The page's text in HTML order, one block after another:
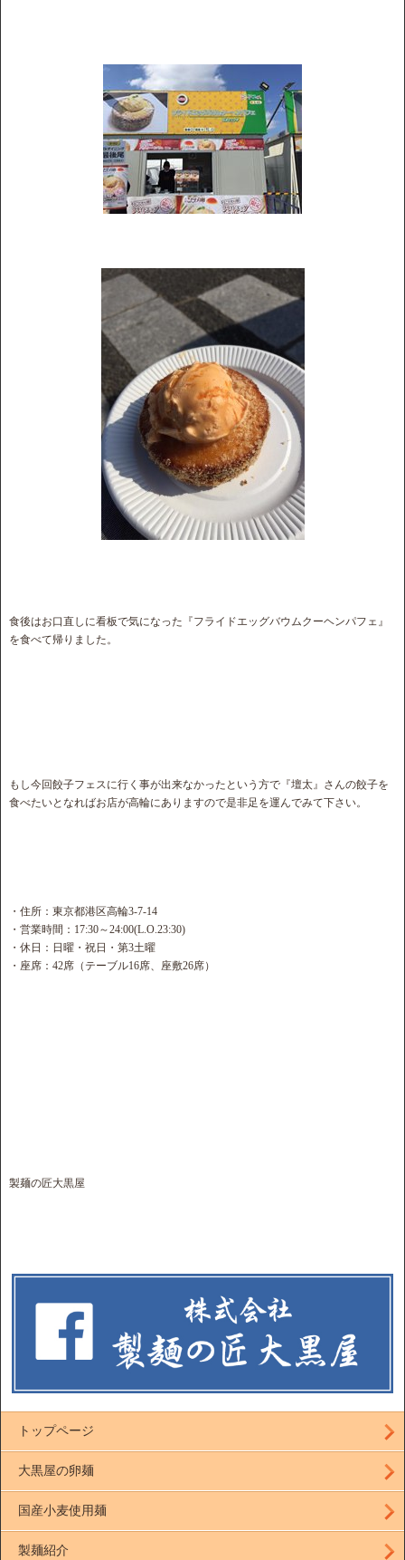
食後はお口直しに看板で気になった『フライドエッグバウムクーヘンパフェ』
を食べて帰りました。
もし今回餃子フェスに行く事が出来なかったという方で『壇太』さんの餃子を
食べたいとなればお店が高輪にありますので是非足を運んでみて下さい。
・住所：東京都港区高輪3-7-14
・営業時間：17:30～24:00(L.O.23:30)
・休日：日曜・祝日・第3土曜
・座席：42席（テーブル16席、座敷26席）
製麺の匠大黒屋
トップページ
大黒屋の卵麺
国産小麦使用麺
製麺紹介